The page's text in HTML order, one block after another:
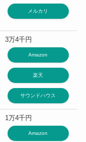
メルカリ
3万4千円
Amazon
楽天
サウンドハウス
1万4千円
Amazon